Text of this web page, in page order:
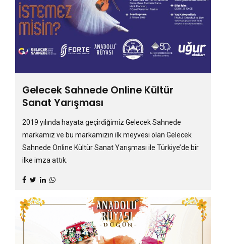
Gelecek Sahnede Online Kültür
Sanat Yarışması
2019 yılında hayata geçirdiğimiz Gelecek Sahnede
markamız ve bu markamızın ilk meyvesi olan Gelecek
Sahnede Online Kültür Sanat Yarışması ile Türkiye’de bir
ilke imza attık.